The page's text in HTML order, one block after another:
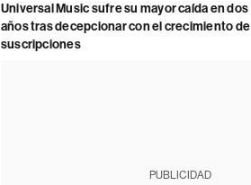
Universal Music sufre su mayor caída en dos
años tras decepcionar con el crecimiento de
suscripciones
PUBLICIDAD